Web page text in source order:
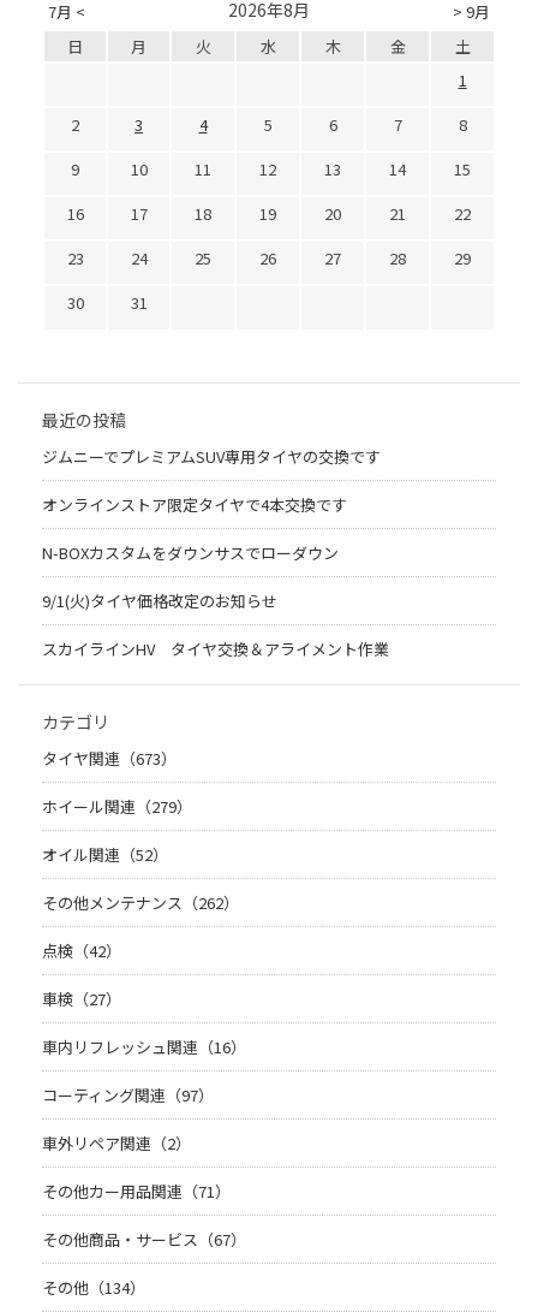
7月 < > 9月
2026年8月
日 月 火 水 木 金
土
1
2
3 4 5 6 7
8
9
10 11 12 13 14
15
16
17 18 19 20 21
22
23
24 25 26 27 28
29
30
31
最近の投稿
ジムニーでプレミアムSUV専用タイヤの交換です
オンラインストア限定タイヤで4本交換です
N-BOXカスタムをダウンサスでローダウン
9/1(火)タイヤ価格改定のお知らせ
スカイラインHV タイヤ交換＆アライメント作業
カテゴリ
タイヤ関連（673）
ホイール関連（279）
オイル関連（52）
その他メンテナンス（262）
点検（42）
車検（27）
車内リフレッシュ関連（16）
コーティング関連（97）
車外リペア関連（2）
その他カー用品関連（71）
その他商品・サービス（67）
その他（134）